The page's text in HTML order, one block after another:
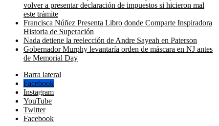
volver a presentar declaración de impuestos si hicieron mal
este trámite
Francisca Núñez Presenta Libro donde Comparte Inspiradora
Historia de Superación
Nada detiene la reelección de Andre Sayeah en Paterson
Gobernador Murphy levantaría orden de máscara en NJ antes
de Memorial Day
Barra lateral
Facebook
Instagram
YouTube
Twitter
Facebook